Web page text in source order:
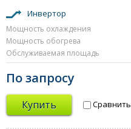
Инвертор
Мощность охлаждения
Мощность обогрева
Обслуживаемая площадь
По запросу
Купить Сравнить